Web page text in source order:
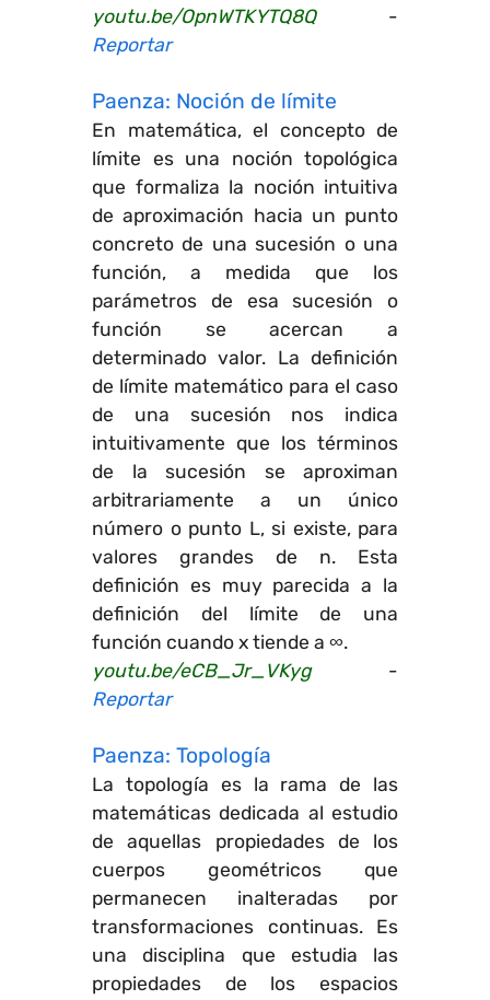
youtu.be/OpnWTKYTQ8Q-
Reportar
Paenza: Noción de límite
En matemática, el concepto de
límite es una noción topológica
que formaliza la noción intuitiva
de aproximación hacia un punto
concreto de una sucesión o una
función, a medida que los
parámetros de esa sucesión o
función se acercan a
determinado valor. La definición
de límite matemático para el caso
de una sucesión nos indica
intuitivamente que los términos
de la sucesión se aproximan
arbitrariamente a un único
número o punto L, si existe, para
valores grandes de n. Esta
definición es muy parecida a la
definición del límite de una
función cuando x tiende a ∞.
youtu.be/eCB_Jr_VKyg-
Reportar
Paenza: Topología
La topología es la rama de las
matemáticas dedicada al estudio
de aquellas propiedades de los
cuerpos geométricos que
permanecen inalteradas por
transformaciones continuas. Es
una disciplina que estudia las
propiedades de los espacios